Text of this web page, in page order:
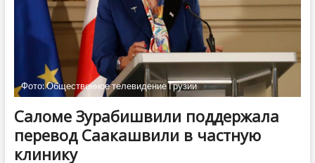
Фото: Общественное телевидение Грузии
Саломе Зурабишвили поддержала
перевод Саакашвили в частную
клинику